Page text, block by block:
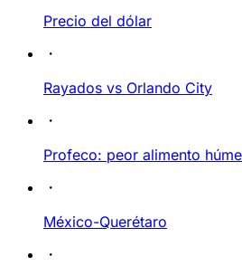
Precio del dólar
Rayados vs Orlando City
Profeco: peor alimento
México-Querétaro